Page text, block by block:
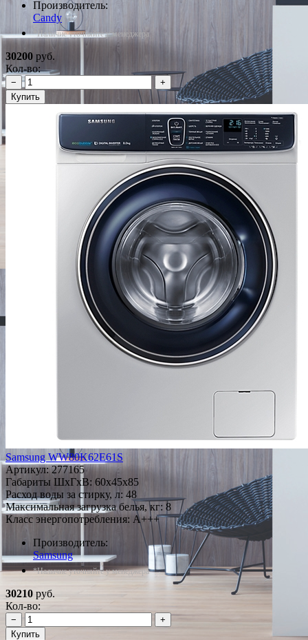
Производитель:
Candy
*Наличие уточняйте у менеджера
30200 руб.
Кол-во:
−
+
Купить
Samsung WW80K62E61S
Артикул:277165
Габариты ШxГxВ: 60x45x85
Расход воды за стирку, л: 48
Максимальная загрузка белья, кг: 8
Класс энергопотребления: A+++
Производитель:
Samsung
*Наличие уточняйте у менеджера
30210 руб.
Кол-во:
−
+
Купить